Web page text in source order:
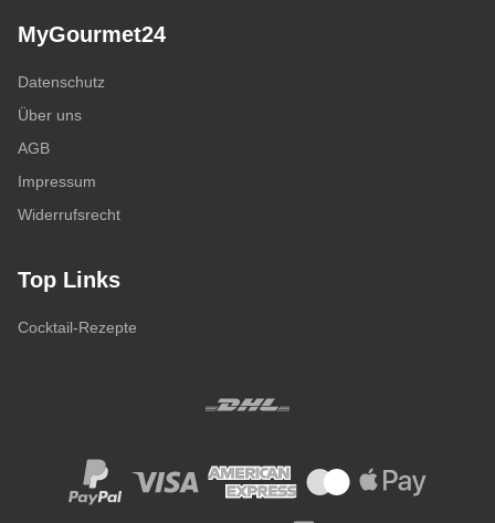
MyGourmet24
Datenschutz
Über uns
AGB
Impressum
Widerrufsrecht
Top Links
Cocktail-Rezepte